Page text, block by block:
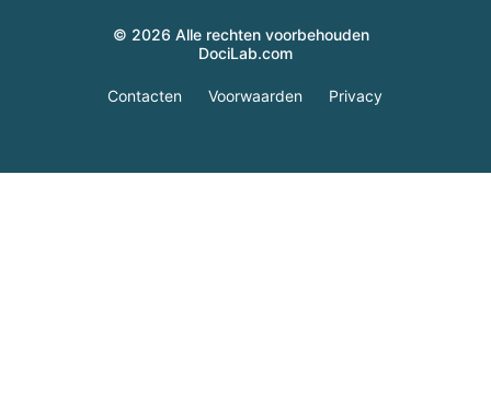
© 2026 Alle rechten voorbehouden
DociLab.com
Contacten Voorwaarden Privacy